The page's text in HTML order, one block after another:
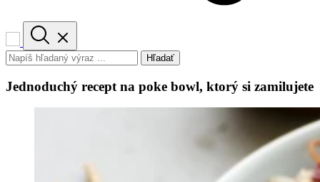
Hľadať
Jednoduchý recept na poke bowl, ktorý si zamilujete